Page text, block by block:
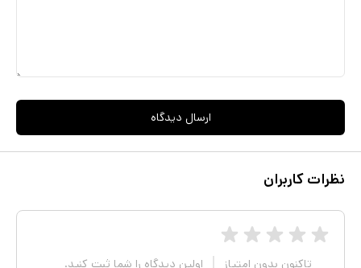
ارسال دیدگاه
نظرات کاربران
تاکنون بدون امتیاز اولین دیدگاه را شما ثبت کنید.